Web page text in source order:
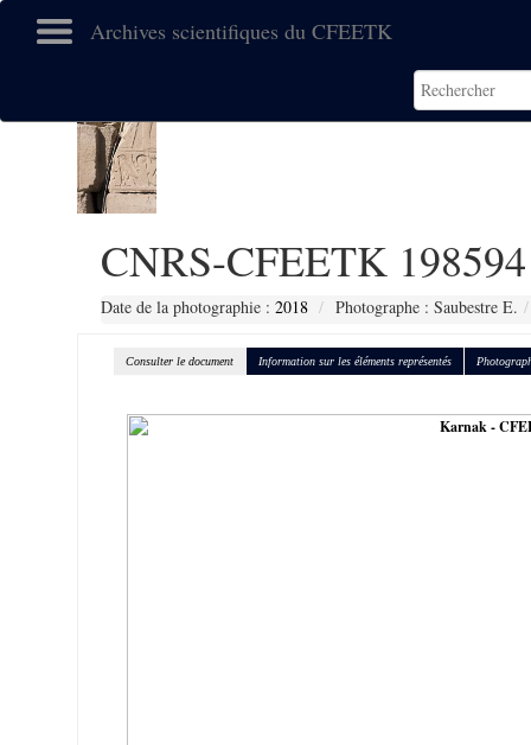
Archives scientifiques du CFEETK
CNRS-CFEETK 198594
Date de la photographie : 2018 Photographe : Saubestre E.
Consulter le document Information sur les éléments représentés